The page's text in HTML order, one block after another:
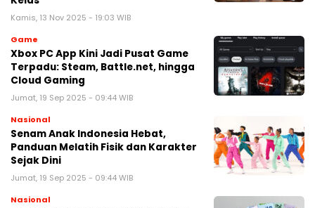
Kamis, 13 Nov 2025 - 19:03 WIB
Game
Xbox PC App Kini Jadi Pusat Game
Terpadu: Steam, Battle.net, hingga
Cloud Gaming
Jumat, 19 Sep 2025 - 09:44 WIB
Nasional
Senam Anak Indonesia Hebat,
Panduan Melatih Fisik dan Karakter
Sejak Dini
Jumat, 19 Sep 2025 - 09:44 WIB
Nasional